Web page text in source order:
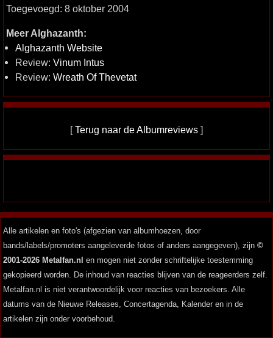
Toegevoegd: 8 oktober 2004
Meer Alghazanth:
Alghazanth Website
Review: Vinum Intus
Review: Wreath Of Thevetat
[Terug naar de Albumreviews ]
Alle artikelen en foto's (afgezien van albumhoezen, door
bands/labels/promoters aangeleverde fotos of anders aangegeven), zijn ©
2001-2026 Metalfan.nl en mogen niet zonder schriftelijke toestemming
gekopieerd worden. De inhoud van reacties blijven van de reageerders zelf.
Metalfan.nl is niet verantwoordelijk voor reacties van bezoekers. Alle
datums van de Nieuwe Releases, Concertagenda, Kalender en in de
artikelen zijn onder voorbehoud.